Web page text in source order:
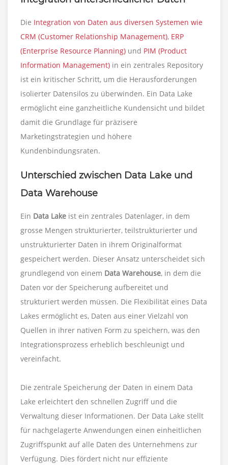
Die Integration von Daten aus diversen Systemen wie
CRM (Customer Relationship Management), ERP
(Enterprise Resource Planning) und PIM (Product
Information Management) in ein zentrales Repository
ist ein kritischer Schritt, um die Herausforderungen
isolierter Datensilos zu überwinden. Ein Data Lake
ermöglicht eine ganzheitliche Kundensicht und bildet
damit die Grundlage für präzisere
Marketingstrategien und höhere
Kundenbindungsraten.
Unterschied zwischen Data Lake und
Data Warehouse
Ein Data Lake ist ein zentrales Datenlager, in dem
grosse Mengen strukturierter, teilstrukturierter und
unstrukturierter Daten in ihrem Originalformat
gespeichert werden. Dieser Ansatz unterscheidet sich
grundlegend von einem Data Warehouse, in dem die
Daten vor der Speicherung aufbereitet und
strukturiert werden müssen. Die Flexibilität eines Data
Lakes ermöglicht es, Daten aus einer Vielzahl von
Quellen in ihrer nativen Form zu speichern, was den
Integrationsprozess erheblich beschleunigt und
vereinfacht.
Die zentrale Speicherung der Daten in einem Data
Lake erleichtert den schnellen Zugriff und die
Verwaltung dieser Informationen. Der Data Lake stellt
für nachgelagerte Anwendungen einen einheitlichen
Zugriffspunkt auf alle Daten des Unternehmens zur
Verfügung. Dies fördert nicht nur effiziente